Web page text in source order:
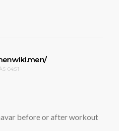
disse:
04:51
before or after workout